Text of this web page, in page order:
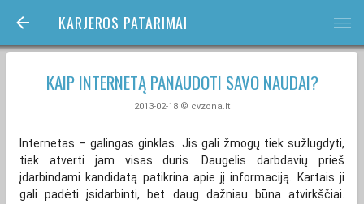
KARJEROS PATARIMAI bars
KAIP INTERNETĄ PANAUDOTI SAVO NAUDAI?
2013-02-18 © cvzona.lt
Internetas – galingas ginklas. Jis gali žmogų tiek sužlugdyti,
tiek atverti jam visas duris. Daugelis darbdavių prieš
įdarbindami kandidatą patikrina apie jį informaciją. Kartais ji
gali padėti įsidarbinti, bet daug dažniau būna atvirkščiai.